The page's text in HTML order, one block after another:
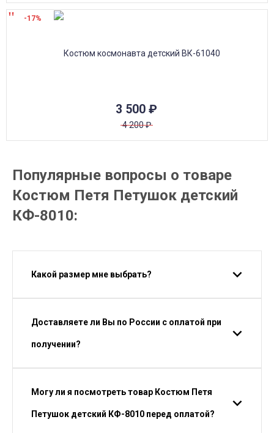
3 500 ₽
4 200₽
-17%
Популярные вопросы о товаре
Костюм Петя Петушок детский
КФ-8010:
Какой размер мне выбрать?
Доставляете ли Вы по России с оплатой при
получении?
Могу ли я посмотреть товар Костюм Петя
Петушок детский КФ-8010 перед оплатой?